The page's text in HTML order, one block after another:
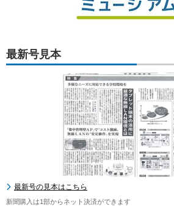
最新号見本
最新号の見本はこちら
新聞購入は1部からネット決済ができます